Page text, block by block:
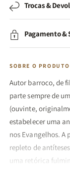
Trocas &
Pagamento &
SOBRE O PRODUTO
Autor barroco, de
parte sempre de
(ouvinte,
estabelecer uma
nos Evangelhos. A
repleto de
uma retórica